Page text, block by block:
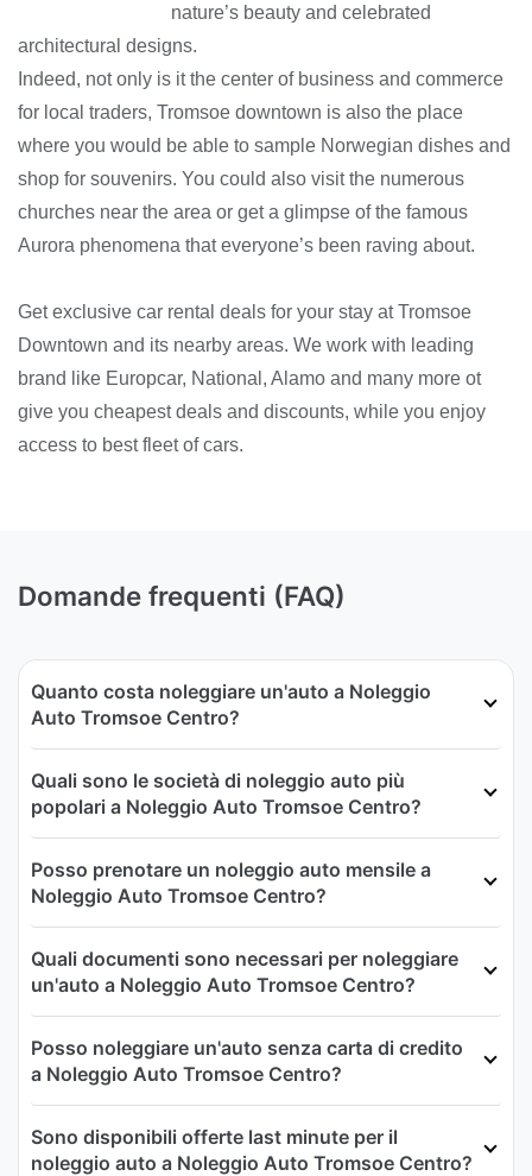
nature’s beauty and celebrated
architectural designs.
Indeed, not only is it the center of business and commerce
for local traders, Tromsoe downtown is also the place
where you would be able to sample Norwegian dishes and
shop for souvenirs. You could also visit the numerous
churches near the area or get a glimpse of the famous
Aurora phenomena that everyone’s been raving about.
Get exclusive car rental deals for your stay at Tromsoe
Downtown and its nearby areas. We work with leading
brand like Europcar, National, Alamo and many more ot
give you cheapest deals and discounts, while you enjoy
access to best fleet of cars.
Domande frequenti (FAQ)
Quanto costa noleggiare un'auto a Noleggio
Auto Tromsoe Centro?
Quali sono le società di noleggio auto più
popolari a Noleggio Auto Tromsoe Centro?
Posso prenotare un noleggio auto mensile a
Noleggio Auto Tromsoe Centro?
Quali documenti sono necessari per noleggiare
un'auto a Noleggio Auto Tromsoe Centro?
Posso noleggiare un'auto senza carta di credito
a Noleggio Auto Tromsoe Centro?
Sono disponibili offerte last minute per il
noleggio auto a Noleggio Auto Tromsoe Centro?